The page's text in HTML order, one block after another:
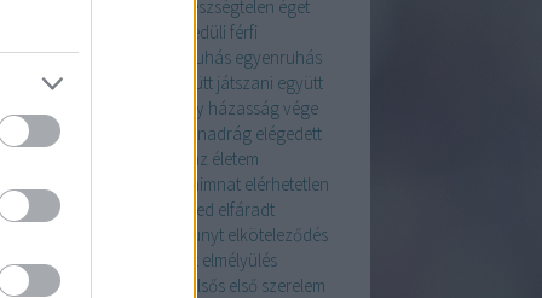
TÁPLÁLKOZÁS
egészségtelen éget
egyedüli férfi
egyenruha egyenruhás egyenruhás
együttegyütt a család együtt játszani együtt
egy házasság vége
elegáns nadrág elégedett
élem az életem
elérem elérem a céljaimnat elérhetetlen
elérhető pasi élet veled elfáradt
elhunyt elköteleződés
ellenállás elmélet elmélyülés
előléptetés elsős első szerelem